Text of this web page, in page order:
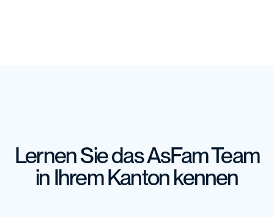
Lernen Sie das AsFam Team
in Ihrem Kanton kennen